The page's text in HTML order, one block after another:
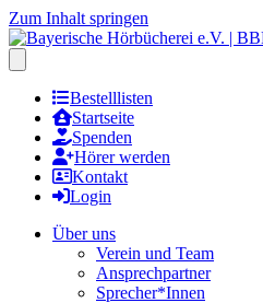
Zum Inhalt springen
Bestelllisten
Startseite
Spenden
Hörer werden
Kontakt
Login
Über uns
Verein und Team
Ansprechpartner
Sprecher*Innen